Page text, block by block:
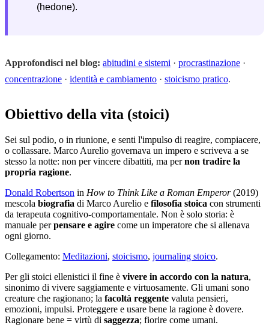
(hedone).
Approfondisci nel blog: abitudini e sistemi · procrastinazione ·
concentrazione · identità e cambiamento · stoicismo pratico.
Obiettivo della vita (stoici)
Sei sul podio, o in riunione, e senti l'impulso di reagire, compiacere,
o collassare. Marco Aurelio governava un impero e scriveva a se
stesso la notte: non per vincere dibattiti, ma pernon tradire la
propria ragione.
Donald Robertson in How to Think Like a Roman Emperor(2019)
mescola biografia di Marco Aurelio e filosofia stoica con strumenti
da terapeuta cognitivo-comportamentale. Non è solo storia: è
manuale perpensare e agire come un imperatore che si allenava
ogni giorno.
Collegamento: Meditazioni, stoicismo, journaling stoico.
Per gli stoici ellenistici il fine è vivere in accordo con la natura,
sinonimo di vivere saggiamente e virtuosamente. Gli umani sono
creature che ragionano; la facoltà reggente valuta pensieri,
emozioni, impulsi. Proteggere e usare bene la ragione è dovere.
Ragionare bene = virtù di saggezza; fiorire come umani.